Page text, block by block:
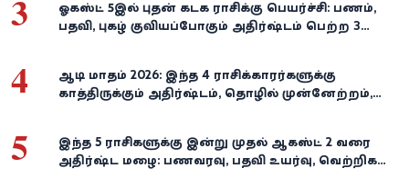
3
ஓகஸ்ட் 5இல் புதன் கடக ராசிக்கு பெயர்ச்சி: பணம்,
பதவி, புகழ் குவியப்போகும் அதிர்ஷ்டம் பெற்ற 3
4
ஆடி மாதம் 2026: இந்த 4 ராசிக்காரர்களுக்கு
காத்திருக்கும் அதிர்ஷ்டம், தொழில் முன்னேற்றம்,
5
இந்த 5 ராசிகளுக்கு இன்று முதல் ஆகஸ்ட் 2 வரை
அதிர்ஷ்ட மழை: பணவரவு, பதவி உயர்வு, வெற்றிகள்